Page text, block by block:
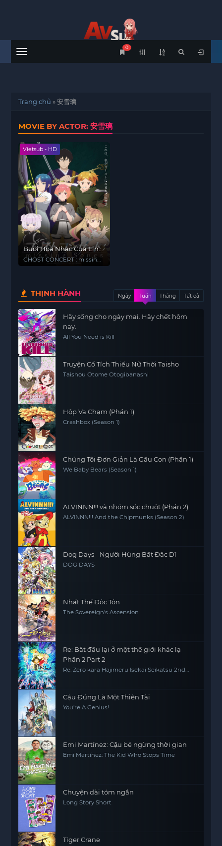
Menu
0
Trang chủ »安雪璃
MOVIE BY ACTOR: 安雪璃
Vietsub - HD
Buổi Hòa Nhạc Của Linh
Hồn
GHOST CONCERT : missing
THỊNH HÀNH Ngày Tuần Tháng Tất cả
Hãy sống cho ngày mai. Hãy chết hôm
nay.
All You Need is Kill
Truyện Cổ Tích Thiếu Nữ Thời Taisho
Taishou Otome Otogibanashi
Hộp Va Chạm (Phần 1)
Crashbox (Season 1)
Chúng Tôi Đơn Giản Là Gấu Con (Phần 1)
We Baby Bears (Season 1)
ALVINNN!!! và nhóm sóc chuột (Phần 2)
ALVINNN!!! And the Chipmunks (Season 2)
Dog Days - Người Hùng Bất Đắc Dĩ
DOG DAYS
Nhất Thế Độc Tôn
The Sovereign's Ascension
Re: Bắt đầu lại ở một thế giới khác lạ
Phần 2 Part 2
Re: Zero kara Hajimeru Isekai Seikatsu 2nd
Cậu Đúng Là Một Thiên Tài
You're A Genius!
Emi Martínez: Cậu bé ngừng thời gian
Emi Martínez: The Kid Who Stops Time
Chuyện dài tóm ngắn
Long Story Short
Tiger Crane